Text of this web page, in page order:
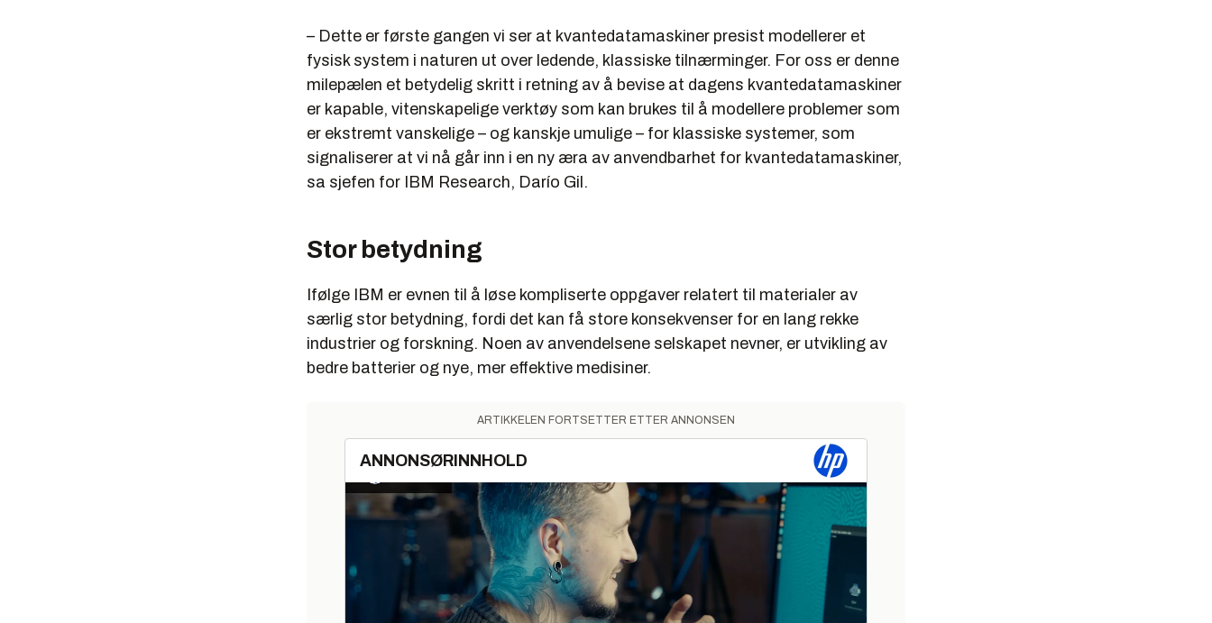
– Dette er første gangen vi ser at kvantedatamaskiner presist modellerer et
fysisk system i naturen ut over ledende, klassiske tilnærminger. For oss er denne
milepælen et betydelig skritt i retning av å bevise at dagens kvantedatamaskiner
er kapable, vitenskapelige verktøy som kan brukes til å modellere problemer som
er ekstremt vanskelige – og kanskje umulige – for klassiske systemer, som
signaliserer at vi nå går inn i en ny æra av anvendbarhet for kvantedatamaskiner,
sa sjefen for IBM Research, Darío Gil.
Stor betydning
Ifølge IBM er evnen til å løse kompliserte oppgaver relatert til materialer av
særlig stor betydning, fordi det kan få store konsekvenser for en lang rekke
industrier og forskning. Noen av anvendelsene selskapet nevner, er utvikling av
bedre batterier og nye, mer effektive medisiner.
ARTIKKELEN FORTSETTER ETTER ANNONSEN
ANNONSØRINNHOLD